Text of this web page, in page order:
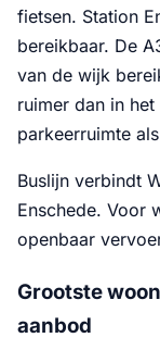
fietsen. Station
bereikbaar. De
van de wijk
ruimer dan in
parkeerruimte
Buslijn verbindt
Enschede. Voor
openbaar
Grootste
aanbod